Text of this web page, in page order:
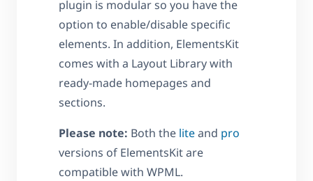
plugin is modular so you have the
option to enable/disable specific
elements. In addition, ElementsKit
comes with a Layout Library with
ready-made homepages and
sections.
Please note: Both the liteand pro
versions of ElementsKit are
compatible with WPML.